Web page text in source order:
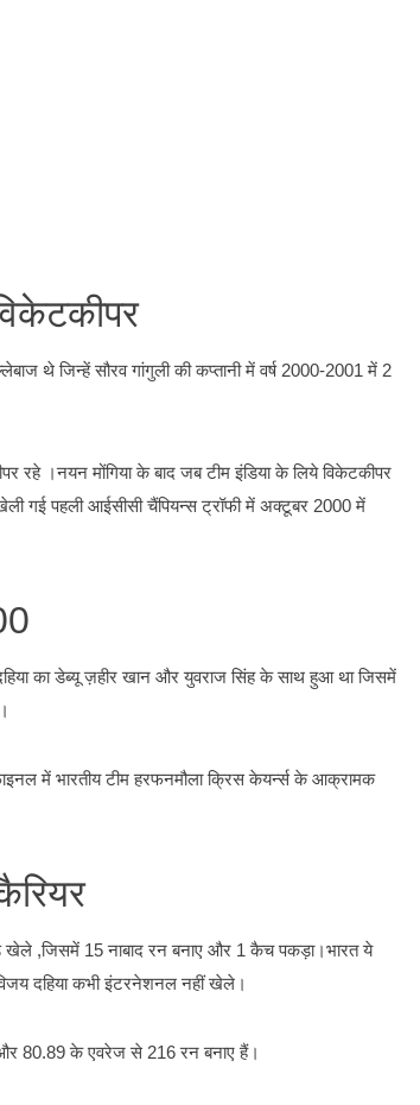
थे जिन्हें सौरव गांगुली की कप्तानी में वर्ष 2000-2001 में 2
रहे ।नयन मोंगिया के बाद जब टीम इंडिया के लिये विकेटकीपर
गई पहली आईसीसी चैंपियन्स ट्रॉफी में अक्टूबर 2000 में
का डेब्यू ज़हीर खान और युवराज सिंह के साथ हुआ था जिसमें
में भारतीय टीम हरफनमौला क्रिस केयर्न्स के आक्रामक
,जिसमें 15 नाबाद रन बनाए और 1 कैच पकड़ा।भारत ये
दहिया कभी इंटरनेशनल नहीं खेले।
और 80.89 के एवरेज से 216 रन बनाए हैं।